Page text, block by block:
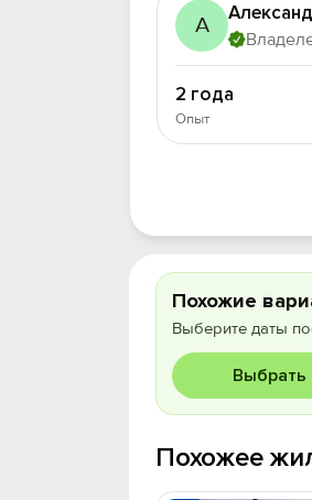
А
2 года
Опыт
Похожие
Выберите даты
Выбрать
Похожее